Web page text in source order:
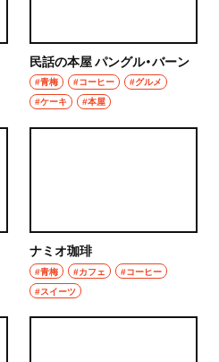
民話の本屋 パングル・バーン
#青梅 #コーヒー
#グルメ
#ケーキ
#本屋
ナミオ珈琲
#青梅 #カフェ
#コーヒー
#スイーツ